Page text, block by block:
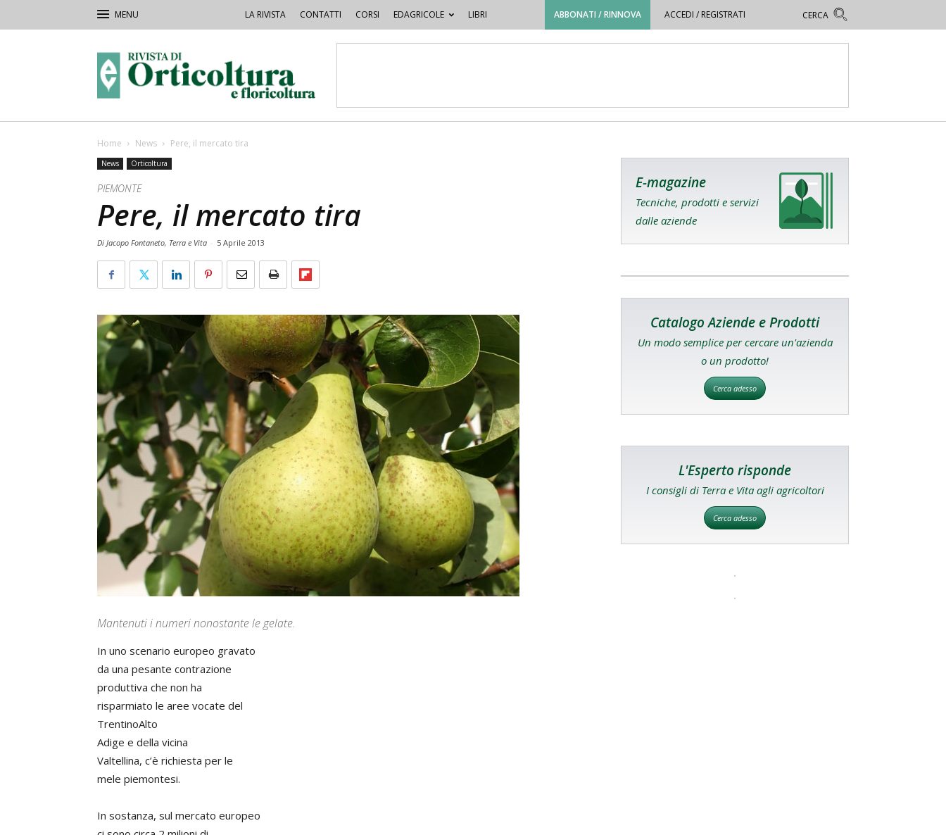
LA RIVISTA CONTATTI CORSI EDAGRICOLE LIBRI ABBONATI / RINNOVA ACCEDI / REGISTRATI
Orticoltura
Home News Pere, il mercato tira
News Orticoltura
PIEMONTE
Pere, il mercato tira
Di Jacopo Fontaneto, Terra e Vita - 5 Aprile 2013
Mantenuti i numeri nonostante le gelate.
In uno scenario europeo gravato
da una pesante contrazione
produttiva che non ha
risparmiato le aree vocate del
TrentinoAlto
Adige e della vicina
Valtellina, c’è richiesta per le
mele piemontesi.
In sostanza, sul mercato europeo
E-magazine
Tecniche, prodotti e servizi
dalle aziende
Catalogo Aziende e Prodotti
Un modo semplice per cercare un'azienda
o un prodotto!
Cerca adesso
L'Esperto risponde
I consigli di Terra e Vita agli agricoltori
Cerca adesso